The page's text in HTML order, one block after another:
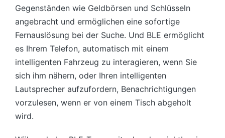
Gegenständen wie Geldbörsen und Schlüsseln
angebracht und ermöglichen eine sofortige
Fernauslösung bei der Suche. Und BLE ermöglicht
es Ihrem Telefon, automatisch mit einem
intelligenten Fahrzeug zu interagieren, wenn Sie
sich ihm nähern, oder Ihren intelligenten
Lautsprecher aufzufordern, Benachrichtigungen
vorzulesen, wenn er von einem Tisch abgeholt
wird.